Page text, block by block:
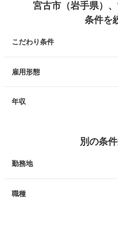
宮古市（岩手県）
条件を
こだわり条件
雇用形態
年収
別の条
勤務地
職種